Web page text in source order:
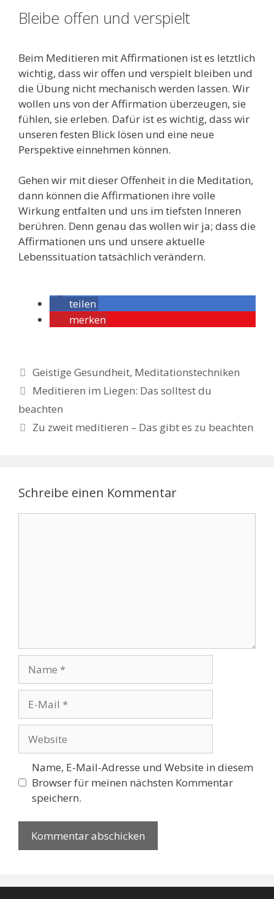
Bleibe offen und verspielt
Beim Meditieren mit Affirmationen ist es letztlich
wichtig, dass wir offen und verspielt bleiben und
die Übung nicht mechanisch werden lassen. Wir
wollen uns von der Affirmation überzeugen, sie
fühlen, sie erleben. Dafür ist es wichtig, dass wir
unseren festen Blick lösen und eine neue
Perspektive einnehmen können.
Gehen wir mit dieser Offenheit in die Meditation,
dann können die Affirmationen ihre volle
Wirkung entfalten und uns im tiefsten Inneren
berühren. Denn genau das wollen wir ja; dass die
Affirmationen uns und unsere aktuelle
Lebenssituation tatsächlich verändern.
teilen
merken
Kategorien
Geistige Gesundheit, Meditationstechniken
Beitrags-
Navigation
Meditieren im Liegen: Das solltest du
beachten
Zu zweit meditieren – Das gibt es zu beachten
Schreibe einen Kommentar
Mail
Name, E-Mail-Adresse und Website in diesem
Browser für meinen nächsten Kommentar
speichern.